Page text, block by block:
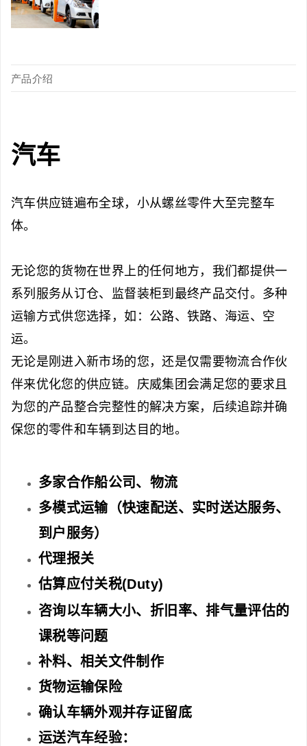
产品介绍
汽车
汽车供应链遍布全球，小从螺丝零件大至完整车
体。
无论您的货物在世界上的任何地方，我们都提供一
系列服务从订仓、监督装柜到最终产品交付。多种
运输方式供您选择，如：公路、铁路、海运、空
运。
无论是刚进入新市场的您，还是仅需要物流合作伙
伴来优化您的供应链。庆威集团会满足您的要求且
为您的产品整合完整性的解决方案，后续追踪并确
保您的零件和车辆到达目的地。
多家合作船公司、物流
多模式运输（快速配送、实时送达服务、
到户服务）
代理报关
估算应付关税(Duty)
咨询以车辆大小、折旧率、排气量评估的
课税等问题
补料、相关文件制作
货物运输保险
确认车辆外观并存证留底
运送汽车经验：